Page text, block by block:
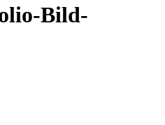
Bild-